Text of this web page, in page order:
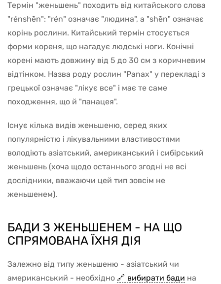
Термін "женьшень" походить від китайського слова
"rénshēn": "rén" означає "людина", а "shēn" означає
корінь рослини. Китайський термін стосується
форми кореня, що нагадує людські ноги. Конічні
корені мають довжину від 5 до 30 см з коричневим
відтінком. Назва роду рослин "Panax" у перекладі з
грецької означає "лікує все" і має те саме
походження, що й "панацея".
Існує кілька видів женьшеню, серед яких
популярністю і лікувальними властивостями
володіють азіатський, американський і сибірський
женьшень (хоча щодо останнього згодні не всі
дослідники, вважаючи цей тип зовсім не
женьшенем).
БАДИ З ЖЕНЬШЕНЕМ - НА ЩО
СПРЯМОВАНА ЇХНЯ ДІЯ
Залежно від типу женьшеню - азіатський чи
американський - необхідно
вибирати бади на